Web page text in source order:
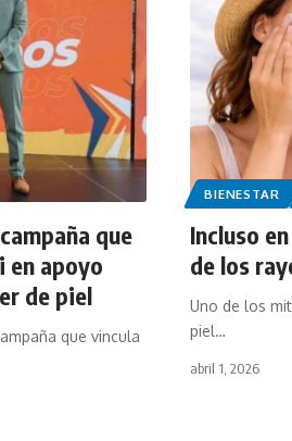
que
en apoyo
de piel
que vincula
BIENESTAR
Incluso
de los
Uno de los
piel…
abril 1, 2026